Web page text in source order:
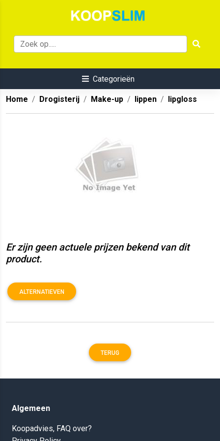
Categorieën
Home Drogisterij Make-up lippen lipgloss
Er zijn geen actuele prijzen bekend van dit
product.
ALTERNATIEVEN
TERUG
Algemeen
Koopadvies, FAQ over?